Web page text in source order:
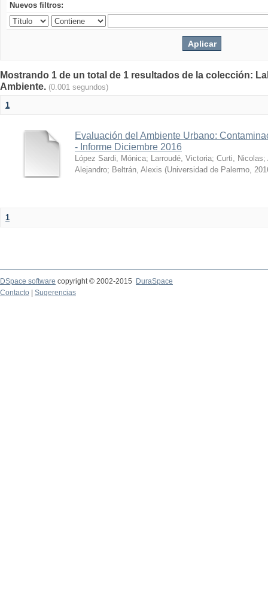
Nuevos filtros:
Mostrando 1 de un total de 1 resultados de la colección:
Ambiente. (0.001 segundos)
1
Evaluación del Ambiente Urbano:
- Informe Diciembre 2016
López Sardi, Mónica; Larroudé, Victoria; Curti, Nicolas;
Alejandro; Beltrán, Alexis (Universidad de Palermo,
1
DSpace software copyright © 2002-2015
DuraSpace
Contacto
Sugerencias